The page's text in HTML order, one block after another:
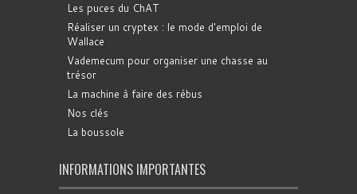
Les puces du ChAT
Réaliser un cryptex : le mode d'emploi de
Wallace
Vademecum pour organiser une chasse au
trésor
La machine à faire des rébus
Nos clés
La boussole
INFORMATIONS IMPORTANTES